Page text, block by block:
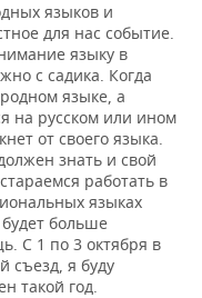
языков и
для нас событие.
языку в
с садика. Когда
языке, а
на русском или ином
от своего языка.
знать и свой
работать в
языках
больше
С 1 по 3 октября в
съезд, я буду
такой год.